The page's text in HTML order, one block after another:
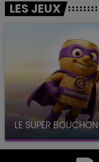
LES JEUX
LE SUPER
avec La Famille